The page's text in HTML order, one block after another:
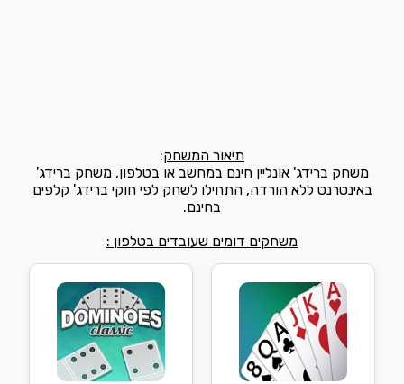
תיאור המשחק:
משחק ברידג' אונליין חינם במחשב או בטלפון, משחק ברידג'
באינטרנט ללא הורדה, התחילו לשחק לפי חוקי ברידג' קלפים
בחינם.
משחקים דומים שעובדים בטלפון :